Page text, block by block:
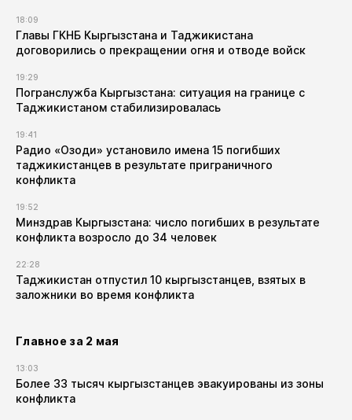
18:09
Главы ГКНБ Кыргызстана и Таджикистана
договорились о прекращении огня и отводе войск
19:29
Погранслужба Кыргызстана: ситуация на границе с
Таджикистаном стабилизировалась
19:41
Радио «Озоди» установило имена 15 погибших
таджикистанцев в результате приграничного
конфликта
19:52
Минздрав Кыргызстана: число погибших в результате
конфликта возросло до 34 человек
22:28
Таджикистан отпустил 10 кыргызстанцев, взятых в
заложники во время конфликта
Главное за 2 мая
13:03
Более 33 тысяч кыргызстанцев эвакуированы из зоны
конфликта